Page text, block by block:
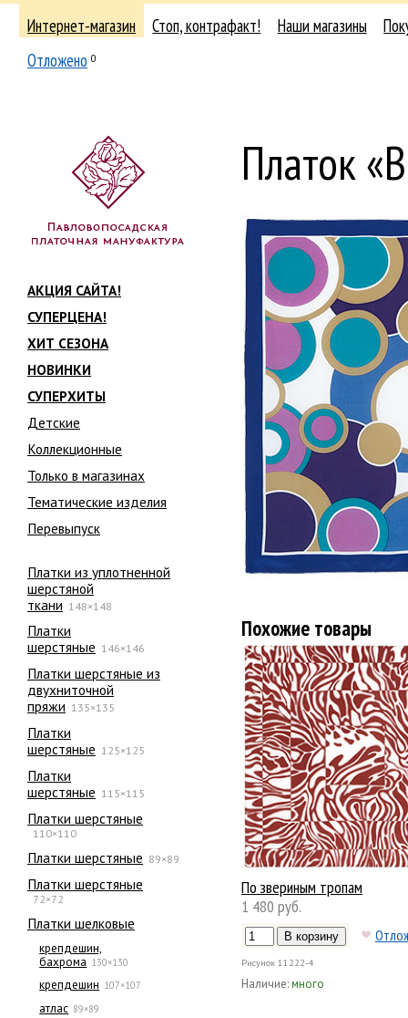
Интернет-магазин Стоп, контрафакт! Наши магазины
Отложено 0
АКЦИЯ САЙТА!
СУПЕРЦЕНА!
ХИТ СЕЗОНА
НОВИНКИ
СУПЕРХИТЫ
Детские
Коллекционные
Только в магазинах
Тематические изделия
Перевыпуск
Платки из уплотненной
шерстяной
ткани 148×148
Платки
шерстяные 146×146
Платки шерстяные из
двухниточной
пряжи 135×135
Платки
шерстяные 125×125
Платки
шерстяные 115×115
Платки шерстяные
110×110
Платки шерстяные 89×89
Платки шерстяные
72×72
Платки шелковые
крепдешин,
бахрома 130×130
крепдешин 107×107
атлас 89×89
Платок
Похожие товары
По звериным тропам
1 480 руб.
Рисунок 11222-4
Наличие:много